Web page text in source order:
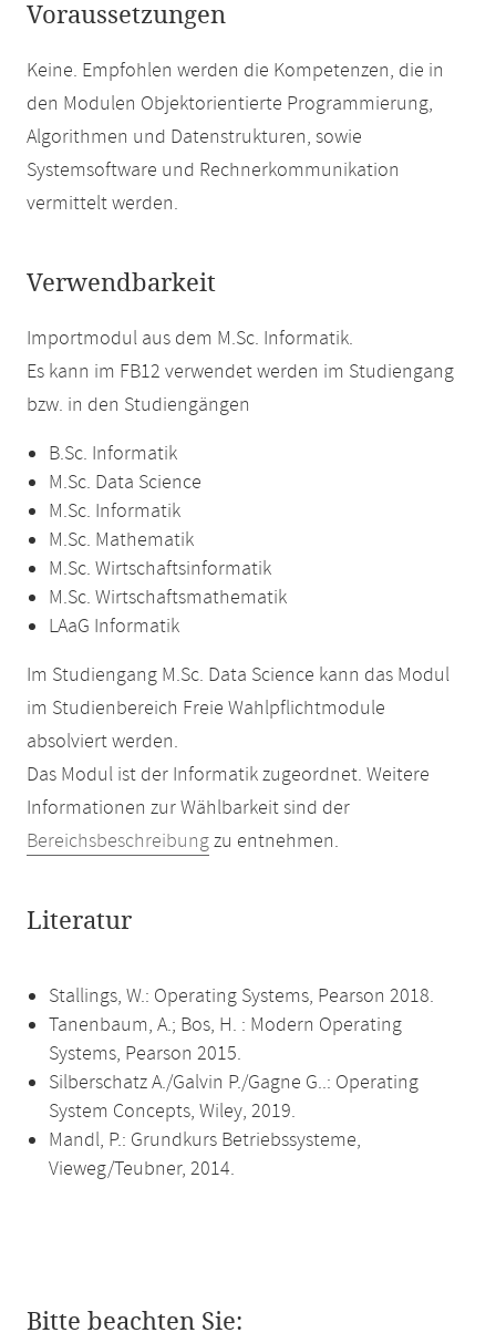
Voraussetzungen
Keine. Empfohlen werden die Kompetenzen, die in
den Modulen Objektorientierte Programmierung,
Algorithmen und Datenstrukturen, sowie
Systemsoftware und Rechnerkommunikation
vermittelt werden.
Verwendbarkeit
Importmodul aus dem M.Sc. Informatik.
Es kann im FB12 verwendet werden im Studiengang
bzw. in den Studiengängen
B.Sc. Informatik
M.Sc. Data Science
M.Sc. Informatik
M.Sc. Mathematik
M.Sc. Wirtschaftsinformatik
M.Sc. Wirtschaftsmathematik
LAaG Informatik
Im Studiengang M.Sc. Data Science kann das Modul
im Studienbereich Freie Wahlpflichtmodule
absolviert werden.
Das Modul ist der Informatik zugeordnet. Weitere
Informationen zur Wählbarkeit sind der
Bereichsbeschreibungzu entnehmen.
Literatur
Stallings, W.: Operating Systems, Pearson 2018.
Tanenbaum, A.; Bos, H. : Modern Operating
Systems, Pearson 2015.
Silberschatz A./Galvin P./Gagne G..: Operating
System Concepts, Wiley, 2019.
Mandl, P.: Grundkurs Betriebssysteme,
Vieweg/Teubner, 2014.
Bitte beachten Sie: